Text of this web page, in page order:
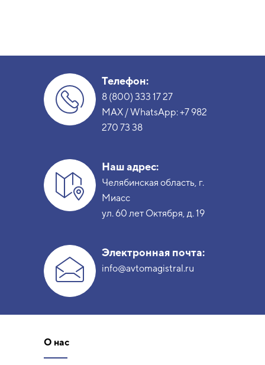
Телефон:
8 (800) 333 17 27
MAX / WhatsApp:+7 982
270 73 38
Наш адрес:
Челябинская область, г.
Миасс
ул. 60 лет Октября, д. 19
Электронная почта:
info@avtomagistral.ru
О нас